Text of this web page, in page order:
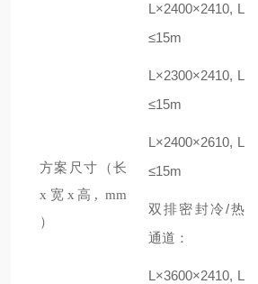
方案尺寸（长
x宽x高, mm
）
L×2400×2410, L
≤15m
L×2300×2410, L
≤15m
L×2400×2610, L
≤15m
双排密封冷/热
通道：
L×3600×2410, L